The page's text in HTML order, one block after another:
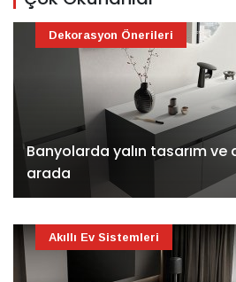
Banyolarda yalın tasarım ve
arada
Dekorasyon Önerileri
Akıllı Ev Sistemleri